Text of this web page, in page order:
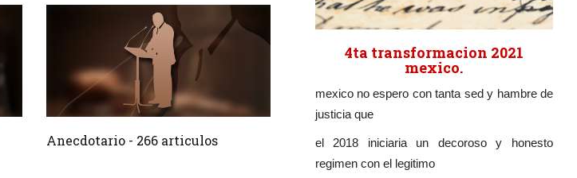
Crear 266 Articulos
Anecdotario - 266 articulos
4ta transformacion 2021
mexico.
mexico no espero con tanta sed y hambre de
justicia que
el 2018 iniciaria un decoroso y honesto
regimen con el legitimo